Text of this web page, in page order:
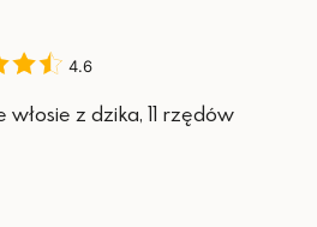
4.6
z dzika, 11 rzędów